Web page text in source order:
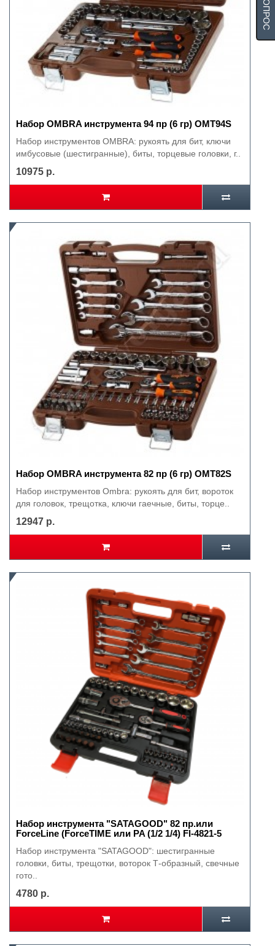
Набор OMBRA инструмента 94 пр (6 гр) OMT94S
Набор инструментов OMBRA: рукоять для бит, ключи
имбусовые (шестигранные), биты, торцевые головки, г..
10975 р.
Набор OMBRA инструмента 82 пр (6 гр) OMT82S
Набор инструментов Ombra: рукоять для бит, вороток
для головок, трещотка, ключи гаечные, биты, торце..
12947 р.
Набор инструмента "SATAGOOD" 82 пр.или
ForceLine (ForceTIME или PA (1/2 1/4) Fl-4821-5
Набор инструмента "SATAGOOD": шестигранные
головки, биты, трещотки, воторок Т-образный, свечные
гото..
4780 р.